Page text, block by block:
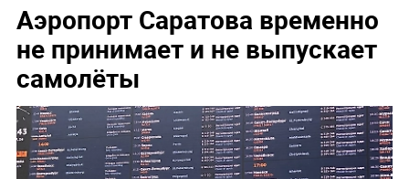
Аэропорт Саратова временно
не принимает и не выпускает
самолёты